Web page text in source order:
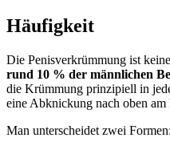
Häufigkeit
Die Penisverkrümmung ist
rund 10 % der männlichen
die Krümmung prinzipiell in
eine Abknickung nach oben am
Man unterscheidet zwei Formen: